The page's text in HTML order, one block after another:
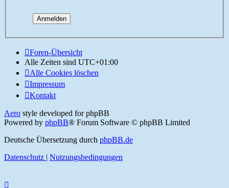
Foren-Übersicht
Alle Zeiten sind UTC+01:00
Alle Cookies löschen
Impressum
Kontakt
Aero style developed for phpBB
Powered by phpBB® Forum Software © phpBB Limited
Deutsche Übersetzung durch phpBB.de
Datenschutz | Nutzungsbedingungen